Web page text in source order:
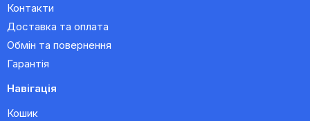
Контакти
Доставка та оплата
Обмін та повернення
Гарантія
Навігація
Кошик